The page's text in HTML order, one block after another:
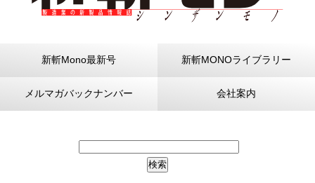
新斬Mono最新号 新斬MONOライブラリー
メルマガバックナンバー 会社案内